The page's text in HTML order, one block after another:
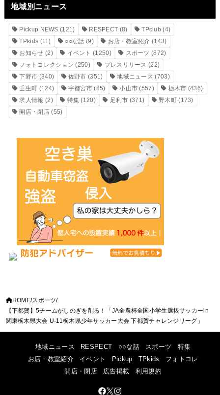
地域別ニュース
Pickup NEWS (121) RESPECT (8) TPclub (4)
TPkids (11) ○○な話 (9) お店・教室紹介 (143)
お知らせ (2) イベント (1250) スポーツ (872)
フォトコレクション (250) プレスリリース (22)
下野市 (340) 佐野市 (351) 地域ニュース (703)
壬生町 (124) 宇都宮市 (85) 小山市 (557) 栃木市 (436)
求人情報 (2) 特集 (120) 足利市 (371) 野木町(173)
開店・閉店(55)
HOME スポーツ
【下都賀】5チームがしのぎを削る！「JA全農杯全国小学生選抜サッカーin
関東栃木県大会 U-11栃木県少年サッカー大会 下都賀チャレンジリーグ」
地域ニュース RESPECT ○○な話 スポーツ
特集
お店・教室紹介
イベント Pickup TPkids
フォトコレ
開店・閉店
広告掲載 利用規約